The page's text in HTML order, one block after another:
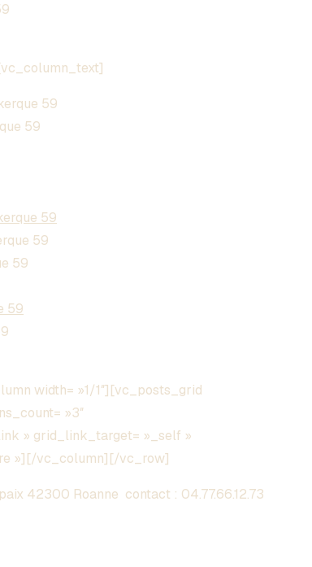
59
59
59
59
59
59
width= »1/1″][vc_posts_grid
»3″
» grid_link_target= »_self »
»][/vc_column][/vc_row]
42300 Roanne contact : 04.77.66.12.73